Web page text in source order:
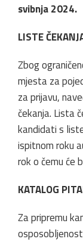
svibnja 2024.
LISTE
Zbog
mjesta za
za prijavu,
čekanja. Lista
kandidati s
ispitnom roku
rok o čemu će
KATALOG
Za pripremu